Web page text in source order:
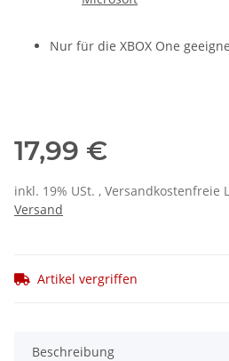
Nur für die XBOX One
17,99 €
inkl. 19% USt. , Versandkostenfreie
Versand
Artikel vergriffen
Beschreibung